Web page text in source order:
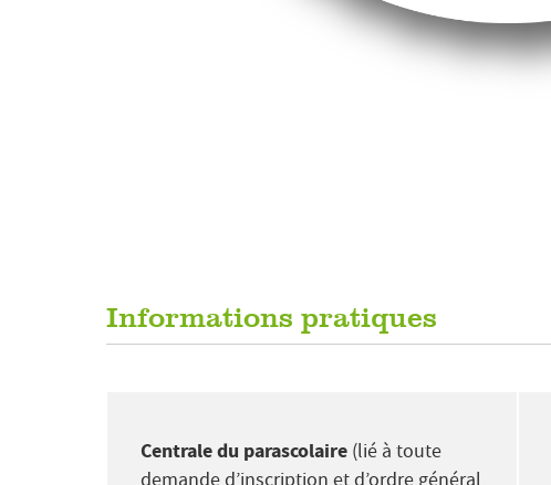
Informations pratiques
Centrale du parascolaire (lié à toute